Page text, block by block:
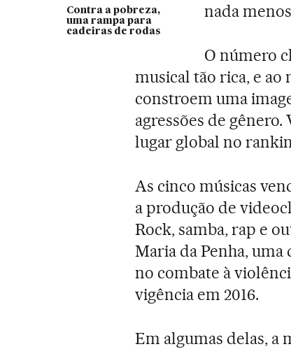
Contra a pobreza,
uma rampa para
cadeiras de rodas
nada
O número
musical tão rica, e ao
constroem uma
agressões de
lugar global no
As cinco músicas
a produção de
Rock, samba, rap e
Maria da Penha,
no combate à
vigência em 2016.
Em algumas delas, a